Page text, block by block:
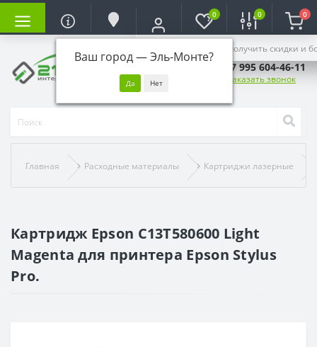
Ваш город —Эль-Монте?
Войдите, чтобы получить скидки и
0 0 0
+7 995 604-46-11
Заказать звонок
Главная Расходные материалы Картриджи лазерные
Картридж Epson C13T580600 Light
Magenta для принтера Epson Stylus
Pro.